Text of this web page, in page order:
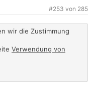
#253 von 285
wir die Zustimmung
Verwendung von